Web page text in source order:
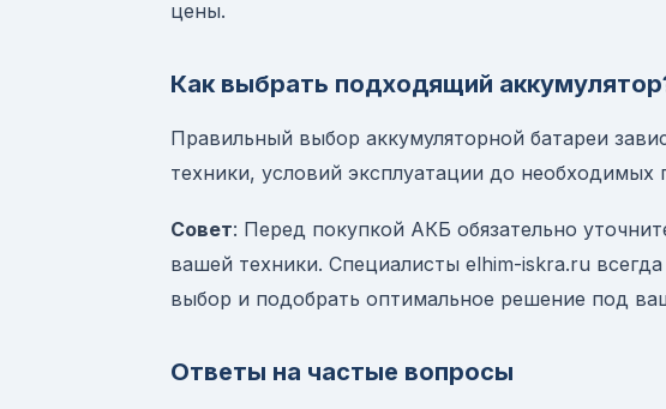
цены.
Как выбрать подходящий
Правильный выбор аккумуляторной батареи
техники, условий эксплуатации до
Совет: Перед покупкой АКБ обязательно
вашей техники. Специалисты elhim-iskra.ru
выбор и подобрать оптимальное решение под
Ответы на частые вопросы